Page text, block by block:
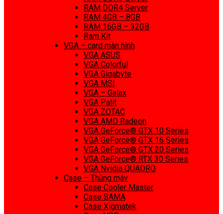
RAM DDR4 Server
RAM 4GB – 8GB
RAM 16GB – 32GB
Ram Kit
VGA – card màn hình
VGA ASUS
VGA Colorful
VGA Gigabyte
VGA MSI
VGA – Galax
VGA Palit
VGA ZOTAC
VGA AMD Radeon
VGA GeForce® GTX 10 Series
VGA GeForce® GTX 16 Series
VGA GeForce® GTX 20 Series
VGA GeForce® RTX 30 Series
VGA Nvidia QUADRO
Case – Thùng máy
Case Cooler Master
Case SAMA
Case Xigmatek